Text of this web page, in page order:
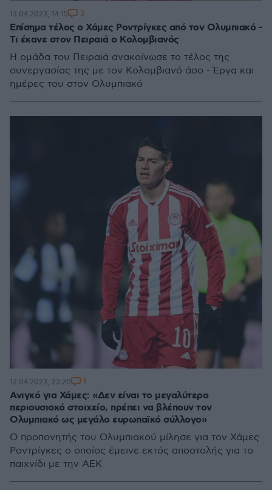
Επίσημα τέλος ο Χάμες Ροντρίγκες από τον Ολυμπιακό -
Τι έκανε στον Πειραιά ο Κολομβιανός
Η ομάδα του Πειραιά ανακοίνωσε το τέλος της
συνεργασίας της με τον Κολομβιανό άσο - Έργα και
ημέρες του στον Ολυμπιακό
13.04.2023, 14:15 3
Ανιγκό για Χάμες: «Δεν είναι το μεγαλύτερο
περιουσιακό στοιχείο, πρέπει να βλέπουν τον
Ολυμπιακό ως μεγάλο ευρωπαϊκό σύλλογο»
Ο προπονητής του Ολυμπιακού μίλησε για τον Χάμες
Ροντρίγκες ο οποίος έμεινε εκτός αποστολής για το
παιχνίδι με την ΑΕΚ
12.04.2023, 23:20 1